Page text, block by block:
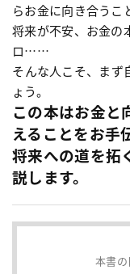
らお金に向き合うこ
将来が不安、お金の
ロ……
そんな人こそ、まず
ょう。
この本はお金と
えることをお手
将来への道を拓
説します。
本書